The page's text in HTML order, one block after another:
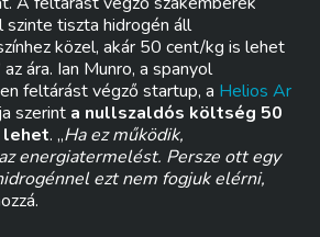
szinte tiszta hidrogén áll
közel, akár 50 cent/kg is lehet
az ára. Ian Munro, a spanyol
feltárást végző startup, a Helios Ar
szerint a nullszaldós költség 50
lehet. „Ha ez működik,
energiatermelést. Persze ott egy
ezt nem fogjuk elérni,